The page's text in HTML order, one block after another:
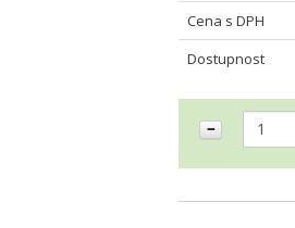
Cena s DPH
Dostupnost